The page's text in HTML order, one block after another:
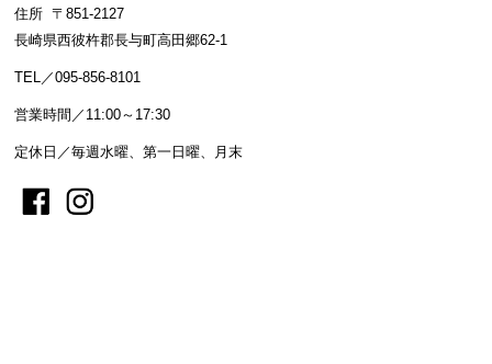
住所 〒851-2127
長崎県西彼杵郡長与町高田郷62-1
TEL／095-856-8101
営業時間／11:00～17:30
定休日／毎週水曜、第一日曜、月末